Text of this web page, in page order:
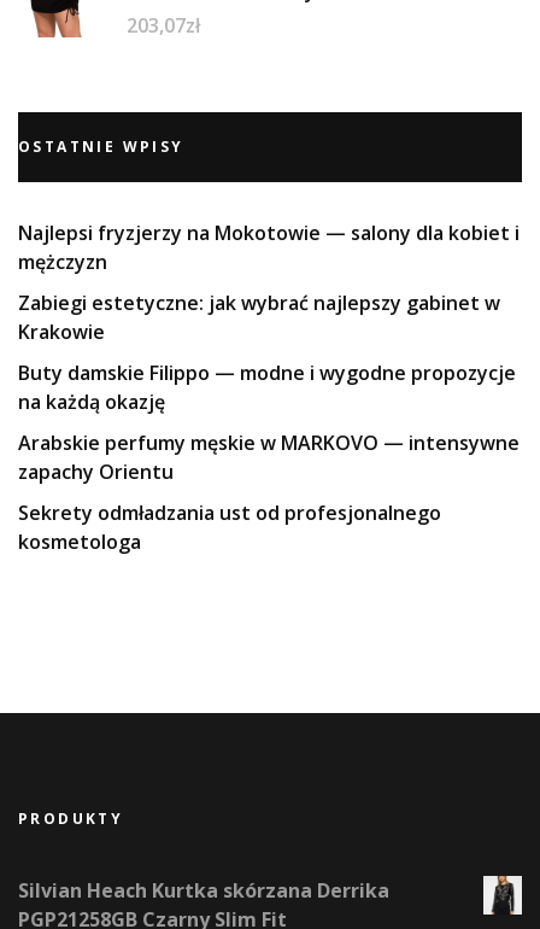
203,07zł
OSTATNIE WPISY
Najlepsi fryzjerzy na Mokotowie — salony dla kobiet i
mężczyzn
Zabiegi estetyczne: jak wybrać najlepszy gabinet w
Krakowie
Buty damskie Filippo — modne i wygodne propozycje
na każdą okazję
Arabskie perfumy męskie w MARKOVO — intensywne
zapachy Orientu
Sekrety odmładzania ust od profesjonalnego
kosmetologa
PRODUKTY
Silvian Heach Kurtka skórzana Derrika
PGP21258GB Czarny Slim Fit